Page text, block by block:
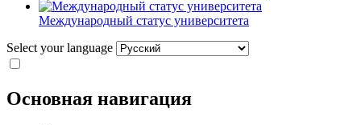
Международный статус университета
Select your language
Основная навигация